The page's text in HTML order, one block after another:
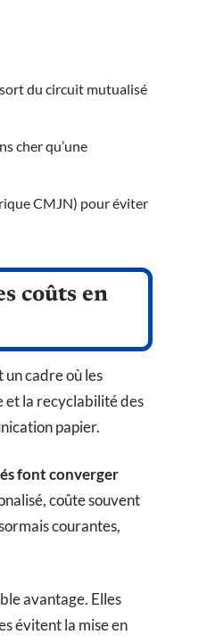
du circuit mutualisé
cher qu’une
CMJN) pour éviter
coûts en
cadre où les
et la recyclabilité des
papier.
font converger
coûte souvent
courantes,
avantage. Elles
évitent la mise en